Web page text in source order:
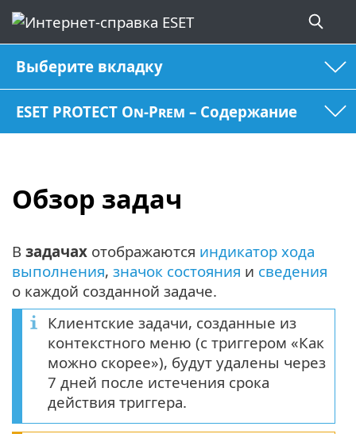
Выберите вкладку
ESET PROTECT On-Prem – Содержание
Обзор задач
В задачах отображаются индикатор хода
выполнения, значок состояния и сведения
о каждой созданной задаче.
Клиентские задачи, созданные из
контекстного меню (с триггером «Как
можно скорее»), будут удалены через
7 дней после истечения срока
действия триггера.